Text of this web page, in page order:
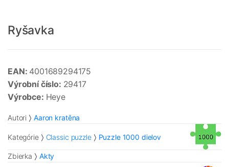
Ryšavka
EAN: 4001689294175
Výrobní číslo: 29417
Výrobce: Heye
Autori Aaron kratěna
Kategórie Classic puzzle Puzzle 1000 dielov
Zbierka Akty